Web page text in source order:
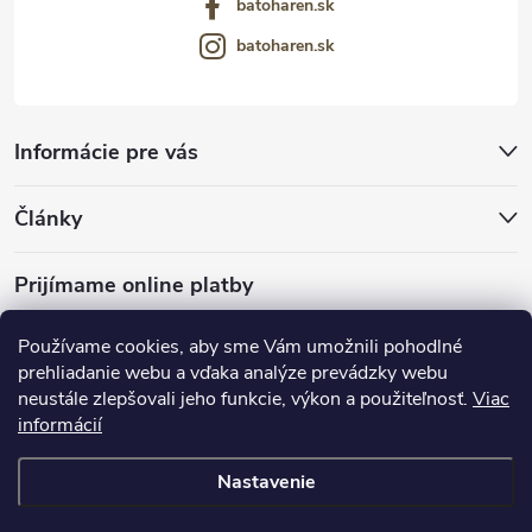
Používame cookies, aby sme Vám umožnili pohodlné
prehliadanie webu a vďaka analýze prevádzky webu
neustále zlepšovali jeho funkcie, výkon a použiteľnosť. Viac
informácií
Nastavenie
Informácie pre vás
Články
Prijímame online platby
batoharen.sk
batoharen.sk